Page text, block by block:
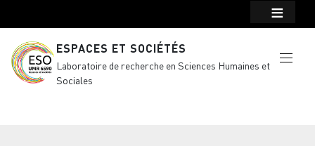
ESPACES ET SOCIÉTÉS
Laboratoire de recherche en Sciences Humaines et
Sociales